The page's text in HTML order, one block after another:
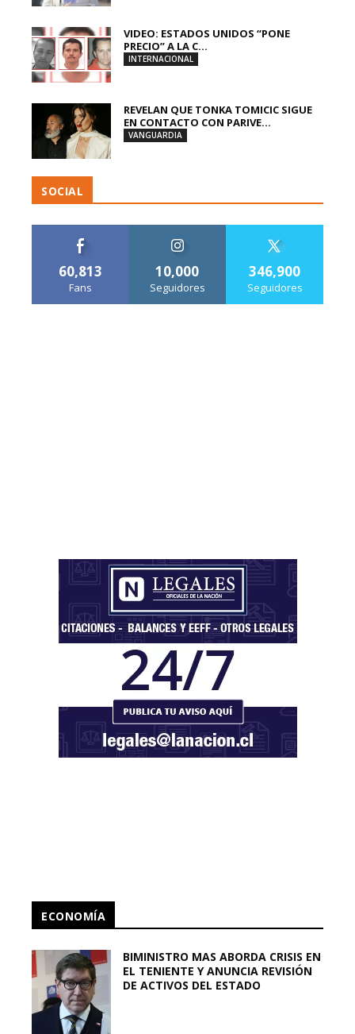
VIDEO: ESTADOS UNIDOS “PONE
PRECIO” A LA C...
INTERNACIONAL
REVELAN QUE TONKA TOMICIC SIGUE
EN CONTACTO CON PARIVE...
VANGUARDIA
SOCIAL
60,813
Fans
10,000
Seguidores
346,900
Seguidores
ECONOMÍA
BIMINISTRO MAS ABORDA CRISIS EN
EL TENIENTE Y ANUNCIA REVISIÓN
DE ACTIVOS DEL ESTADO